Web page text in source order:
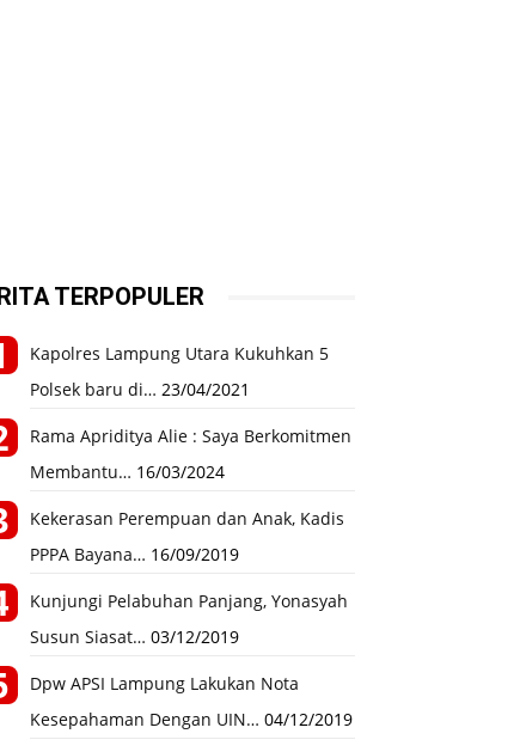
TERPOPULER
Kapolres Lampung Utara Kukuhkan 5
Polsek baru di… 23/04/2021
Rama Apriditya Alie : Saya Berkomitmen
Membantu… 16/03/2024
Kekerasan Perempuan dan Anak, Kadis
PPPA Bayana… 16/09/2019
Kunjungi Pelabuhan Panjang, Yonasyah
Susun Siasat… 03/12/2019
Dpw APSI Lampung Lakukan Nota
Kesepahaman Dengan UIN… 04/12/2019